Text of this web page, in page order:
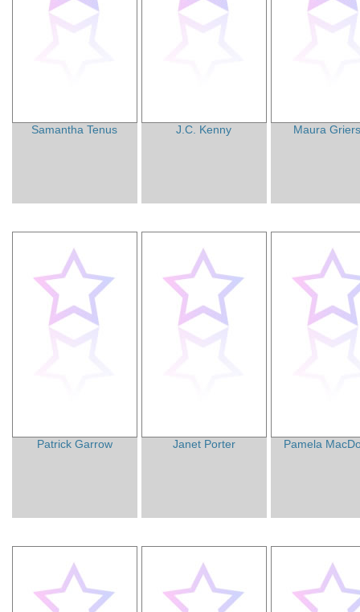
Samantha Tenus J.C. Kenny Maura
Patrick Garrow Janet Porter Pamela